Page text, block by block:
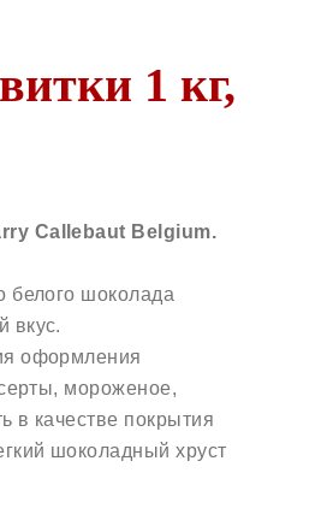
1 кг,
Callebaut Belgium.
белого шоколада
вкус.
оформления
мороженое,
в качестве покрытия
шоколадный хруст